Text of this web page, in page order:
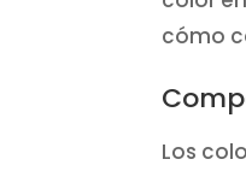
cómo
Los